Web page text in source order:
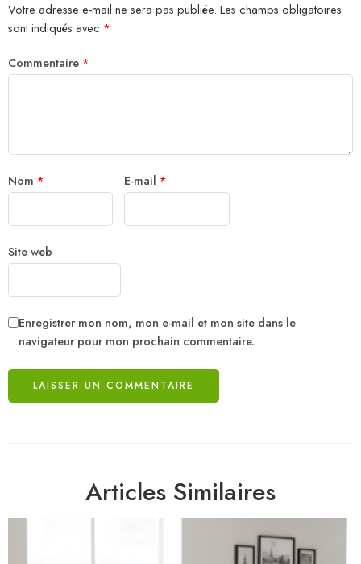
Votre adresse e-mail ne sera pas publiée. Les champs obligatoires
sont indiqués avec *
Commentaire *
Nom * E-mail *
Site web
Enregistrer mon nom, mon e-mail et mon site dans le
navigateur pour mon prochain commentaire.
Articles Similaires